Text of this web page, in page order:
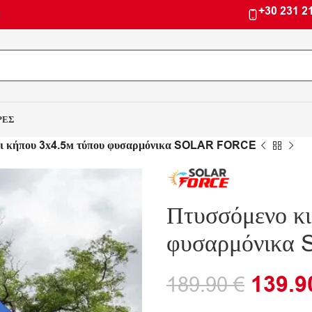
+30 231
κήπου 3х4.5м τύπου φυσαρμόνικα SOLAR FORCE
Πτυσσόμενο
189.90€